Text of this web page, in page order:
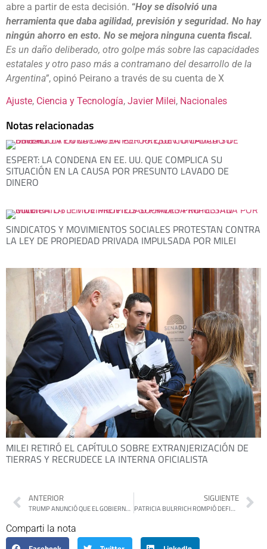
abre a partir de esta decisión. “Hoy se disolvió una
herramienta que daba agilidad, previsión y seguridad. No hay
ningún ahorro en esto. No se mejora ninguna cuenta fiscal.
Es un daño deliberado, otro golpe más sobre las capacidades
estatales y otro paso más a contramano del desarrollo de la
Argentina”, opinó Peirano a través de su cuenta de X
Ajuste, Ciencia y Tecnología, Javier Milei, Nacionales
Notas relacionadas
ESPERT: LA CONDENA EN EE. UU. QUE COMPLICA SU
SITUACIÓN EN LA CAUSA POR PRESUNTO LAVADO DE
DINERO
SINDICATOS Y MOVIMIENTOS SOCIALES PROTESTAN CONTRA
LA LEY DE PROPIEDAD PRIVADA IMPULSADA POR MILEI
MILEI RETIRÓ EL CAPÍTULO SOBRE EXTRANJERIZACIÓN DE
TIERRAS Y RECRUDECE LA INTERNA OFICIALISTA
ANTERIOR
TRUMP ANUNCIÓ QUE EL GOBIERNO LE PAGARÁ MIL DÓLARES A CADA MIGRANTE QUE SE «AUTODEPORTE»
SIGUIENTE
PATRICIA BULRRICH ROMPIÓ DEFINITIVAMENTE CON EL PRO Y SE AFILIÓ A LA LIBERTAD AVANZA
Comparti la nota